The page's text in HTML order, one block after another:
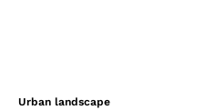
Urban landscape